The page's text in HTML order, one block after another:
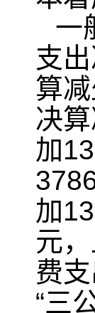
一
支
算
决
加
加
元
费
“三